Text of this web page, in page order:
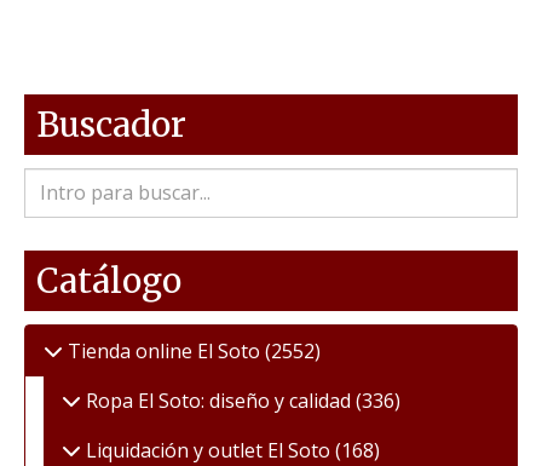
Buscador
Catálogo
Tienda online El Soto (2552)
Ropa El Soto: diseño y calidad (336)
Liquidación y outlet El Soto (168)